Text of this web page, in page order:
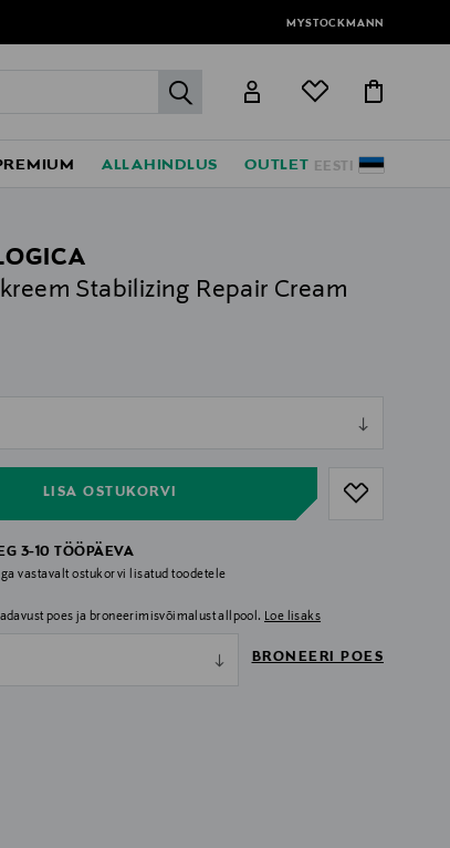
MYSTOCKMANN
label.header.go
EESTI
ALLAHINDLUS OUTLET
Stabilizing Repair Cream
LISA OSTUKORVI
3-10 TÖÖPÄEVA
vastavalt ostukorvi lisatud toodetele
poes ja broneerimisvõimalust allpool. Loe lisaks
BRONEERI POES